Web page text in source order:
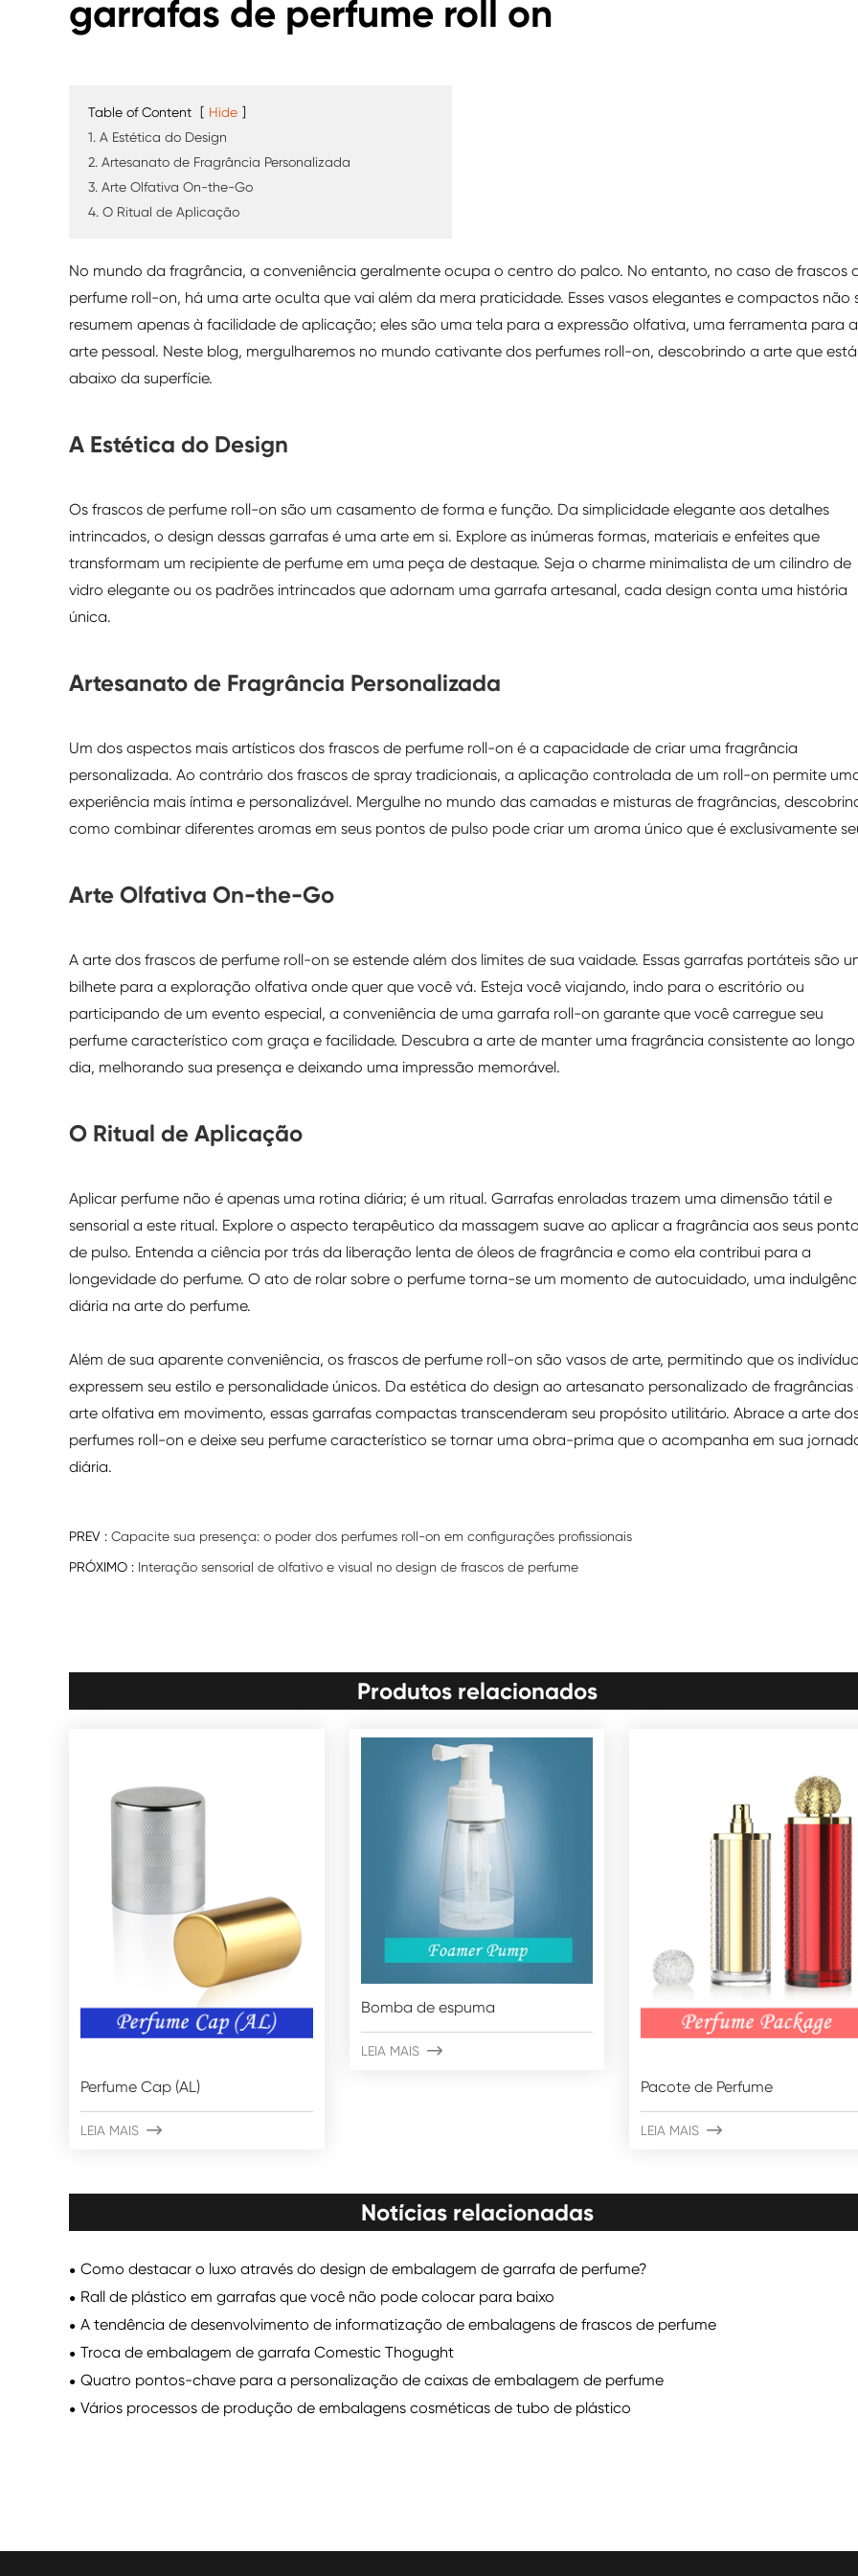
garrafas de perfume roll on
Table of Content [ Hide ]
1. A Estética do Design
2. Artesanato de Fragrância Personalizada
3. Arte Olfativa On-the-Go
4. O Ritual de Aplicação
No mundo da fragrância, a conveniência geralmente ocupa o centro do palco. No entanto, no caso de frascos
perfume roll-on, há uma arte oculta que vai além da mera praticidade. Esses vasos elegantes e compactos não
resumem apenas à facilidade de aplicação; eles são uma tela para a expressão olfativa, uma ferramenta para a
arte pessoal. Neste blog, mergulharemos no mundo cativante dos perfumes roll-on, descobrindo a arte que está
abaixo da superfície.
A Estética do Design
Os frascos de perfume roll-on são um casamento de forma e função. Da simplicidade elegante aos detalhes
intrincados, o design dessas garrafas é uma arte em si. Explore as inúmeras formas, materiais e enfeites que
transformam um recipiente de perfume em uma peça de destaque. Seja o charme minimalista de um cilindro de
vidro elegante ou os padrões intrincados que adornam uma garrafa artesanal, cada design conta uma história
única.
Artesanato de Fragrância Personalizada
Um dos aspectos mais artísticos dos frascos de perfume roll-on é a capacidade de criar uma fragrância
personalizada. Ao contrário dos frascos de spray tradicionais, a aplicação controlada de um roll-on permite
experiência mais íntima e personalizável. Mergulhe no mundo das camadas e misturas de fragrâncias,
como combinar diferentes aromas em seus pontos de pulso pode criar um aroma único que é exclusivamente
Arte Olfativa On-the-Go
A arte dos frascos de perfume roll-on se estende além dos limites de sua vaidade. Essas garrafas portáteis são
bilhete para a exploração olfativa onde quer que você vá. Esteja você viajando, indo para o escritório ou
participando de um evento especial, a conveniência de uma garrafa roll-on garante que você carregue seu
perfume característico com graça e facilidade. Descubra a arte de manter uma fragrância consistente ao
dia, melhorando sua presença e deixando uma impressão memorável.
O Ritual de Aplicação
Aplicar perfume não é apenas uma rotina diária; é um ritual. Garrafas enroladas trazem uma dimensão tátil e
sensorial a este ritual. Explore o aspecto terapêutico da massagem suave ao aplicar a fragrância aos seus
de pulso. Entenda a ciência por trás da liberação lenta de óleos de fragrância e como ela contribui para a
longevidade do perfume. O ato de rolar sobre o perfume torna-se um momento de autocuidado, uma
diária na arte do perfume.
Além de sua aparente conveniência, os frascos de perfume roll-on são vasos de arte, permitindo que os
expressem seu estilo e personalidade únicos. Da estética do design ao artesanato personalizado de fragrâncias
arte olfativa em movimento, essas garrafas compactas transcenderam seu propósito utilitário. Abrace a arte
perfumes roll-on e deixe seu perfume característico se tornar uma obra-prima que o acompanha em sua
diária.
PREV : Capacite sua presença: o poder dos perfumes roll-on em configurações profissionais
PRÓXIMO : Interação sensorial de olfativo e visual no design de frascos de perfume
Produtos relacionados
Perfume Cap (AL)
LEIA MAIS 
Bomba de espuma
LEIA MAIS 
Pacote de Perfume
LEIA MAIS 
Notícias relacionadas
Como destacar o luxo através do design de embalagem de garrafa de perfume?
Rall de plástico em garrafas que você não pode colocar para baixo
A tendência de desenvolvimento de informatização de embalagens de frascos de perfume
Troca de embalagem de garrafa Comestic Thogught
Quatro pontos-chave para a personalização de caixas de embalagem de perfume
Vários processos de produção de embalagens cosméticas de tubo de plástico